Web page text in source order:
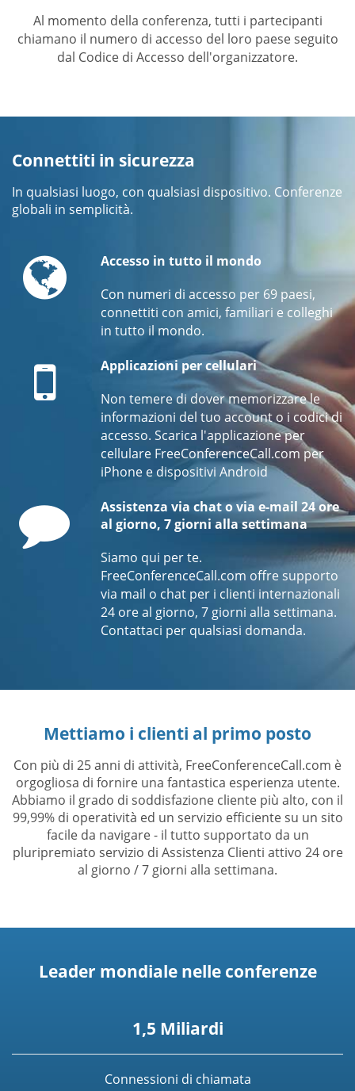
Al momento della conferenza, tutti i partecipanti
chiamano il numero di accesso del loro paese seguito
dal Codice di Accesso dell'organizzatore.
Connettiti in sicurezza
In qualsiasi luogo, con qualsiasi dispositivo. Conferenze
globali in semplicità.
GlobeAccesso in tutto il mondo
Con numeri di accesso per 69 paesi,
connettiti con amici, familiari e colleghi
in tutto il mondo.
Mobile
Applicazioni per cellulari
Non temere di dover memorizzare le
informazioni del tuo account o i codici di
accesso. Scarica l'applicazione per
cellulare FreeConferenceCall.com per
iPhone e dispositivi Android
Comment
Assistenza via chat o via e-mail 24 ore
al giorno, 7 giorni alla settimana
Siamo qui per te.
FreeConferenceCall.com offre supporto
via mail o chat per i clienti internazionali
24 ore al giorno, 7 giorni alla settimana.
Contattaci per qualsiasi domanda.
Mettiamo i clienti al primo posto
Con più di 25 anni di attività, FreeConferenceCall.com è
orgogliosa di fornire una fantastica esperienza utente.
Abbiamo il grado di soddisfazione cliente più alto, con il
99,99% di operatività ed un servizio efficiente su un sito
facile da navigare - il tutto supportato da un
pluripremiato servizio di Assistenza Clienti attivo 24 ore
al giorno / 7 giorni alla settimana.
Leader mondiale nelle conferenze
1,5 Miliardi
Connessioni di chiamata